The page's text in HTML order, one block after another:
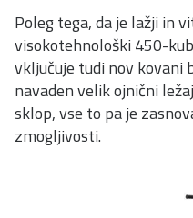
Poleg tega, da je lažji in
visokotehnološki 450-
vključuje tudi nov kovani
navaden velik ojnični
sklop, vse to pa je
zmogljivosti.